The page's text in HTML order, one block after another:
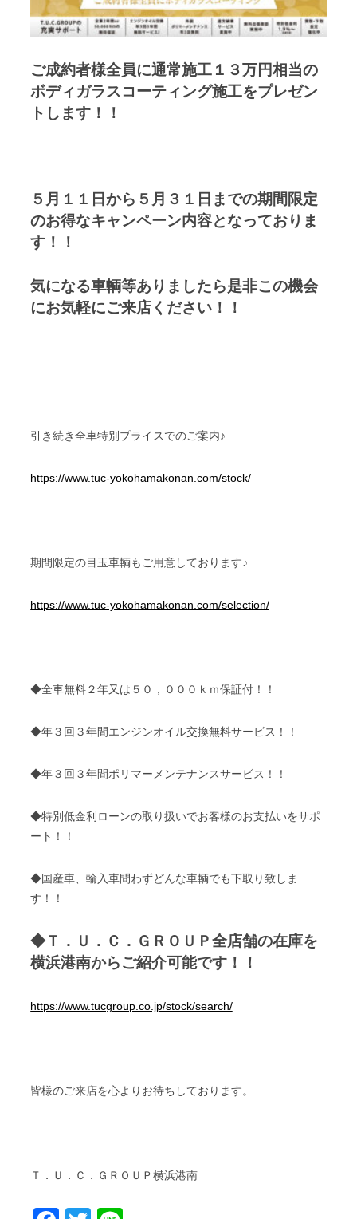
ご成約者様全員に通常施工１３万円相当の
ボディガラスコーティング施工をプレゼン
トします！！
５月１１日から５月３１日までの期間限定
のお得なキャンペーン内容となっておりま
す！！
気になる車輌等ありましたら是非この機会
にお気軽にご来店ください！！
引き続き全車特別プライスでのご案内♪
https://www.tuc-yokohamakonan.com/stock/
期間限定の目玉車輌もご用意しております♪
https://www.tuc-yokohamakonan.com/selection/
◆全車無料２年又は５０，０００ｋｍ保証付！！
◆年３回３年間エンジンオイル交換無料サービス！！
◆年３回３年間ポリマーメンテナンスサービス！！
◆特別低金利ローンの取り扱いでお客様のお支払いをサポ
ート！！
◆国産車、輸入車問わずどんな車輌でも下取り致しま
す！！
◆Ｔ．Ｕ．Ｃ．ＧＲＯＵＰ全店舗の在庫を
横浜港南からご紹介可能です！！
https://www.tucgroup.co.jp/stock/search/
皆様のご来店を心よりお待ちしております。
Ｔ．Ｕ．Ｃ．ＧＲＯＵＰ横浜港南